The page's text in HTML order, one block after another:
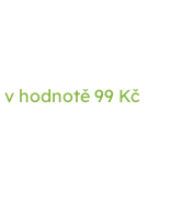
v hodnotě 99 Kč